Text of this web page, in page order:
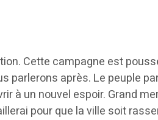
Cette campagne est
parlerons après. Le peuple
à un nouvel espoir. Grand
pour que la ville soit